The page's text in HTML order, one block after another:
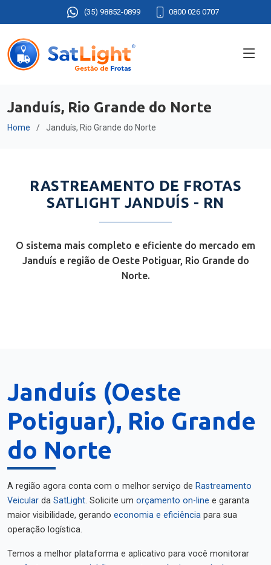
(35) 98852-0899 0800 026 0707
Janduís, Rio Grande do Norte
Home Janduís, Rio Grande do Norte
RASTREAMENTO DE FROTAS
SATLIGHT JANDUÍS - RN
O sistema mais completo e eficiente do mercado em
Janduís e região de Oeste Potiguar, Rio Grande do
Norte.
Janduís (Oeste
Potiguar), Rio Grande
do Norte
A região agora conta com o melhor serviço de Rastreamento
Veicular da SatLight. Solicite um orçamento on-line e garanta
maior visibilidade, gerando economia e eficiência para sua
operação logística.
Temos a melhor plataforma e aplicativo para você monitorar